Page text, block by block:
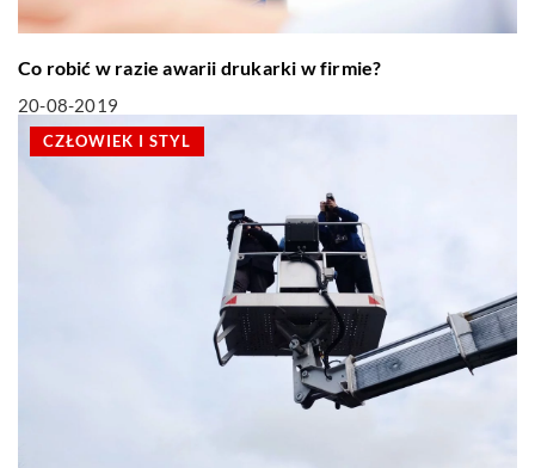
Co robić w razie awarii drukarki w firmie?
20-08-2019
CZŁOWIEK I STYL